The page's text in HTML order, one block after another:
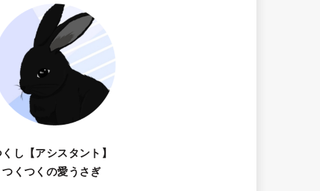
くし【アシスタント】
つくつくの愛うさぎ